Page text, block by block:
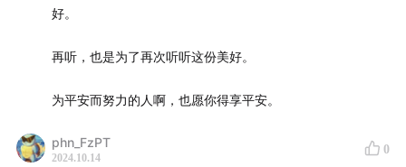
好。
再听，也是为了再次听听这份美好。
为平安而努力的人啊，也愿你得享平安。
phn_FzPT
2024.10.14
0